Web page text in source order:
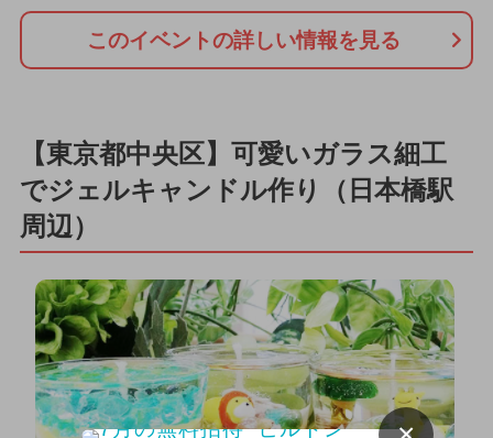
このイベントの詳しい情報を見る
【東京都中央区】可愛いガラス細工
でジェルキャンドル作り（日本橋駅
周辺）